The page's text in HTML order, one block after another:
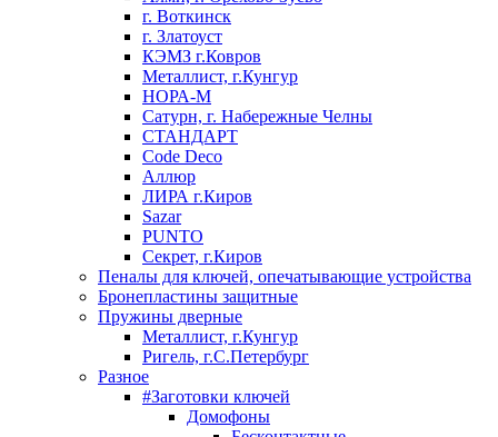
г. Воткинск
г. Златоуст
КЭМЗ г.Ковров
Металлист, г.Кунгур
НОРА-М
Сатурн, г. Набережные Челны
СТАНДАРТ
Code Deco
Аллюр
ЛИРА г.Киров
Sazar
PUNTO
Секрет, г.Киров
Пеналы для ключей, опечатывающие устройства
Бронепластины защитные
Пружины дверные
Металлист, г.Кунгур
Ригель, г.С.Петербург
Разное
#Заготовки ключей
Домофоны